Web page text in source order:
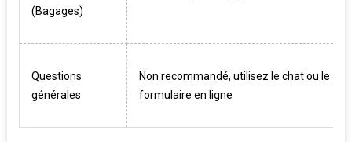
(Bagages)
Questions
générales
Non recommandé, utilisez le chat ou le
formulaire en ligne